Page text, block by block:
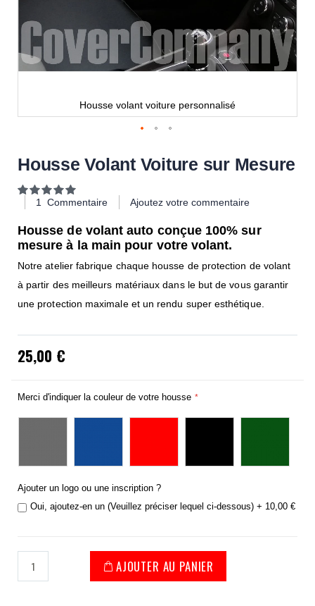
Housse volant voiture personnalisé
Housse Volant Voiture sur Mesure
Notation:
100
1 Commentaire Ajoutez votre commentaire
Housse de volant auto conçue 100% sur ​​
mesure à la main pour votre volant.
Notre atelier fabrique chaque housse de protection de volant
à partir des meilleurs matériaux dans le but de vous garantir
une protection maximale et un rendu super esthétique.
25,00 €
Merci d'indiquer la couleur de votre housse
Ajouter un logo ou une inscription ?
Oui, ajoutez-en un (Veuillez préciser lequel ci-dessous) + 10,00 €
AJOUTER AU PANIER